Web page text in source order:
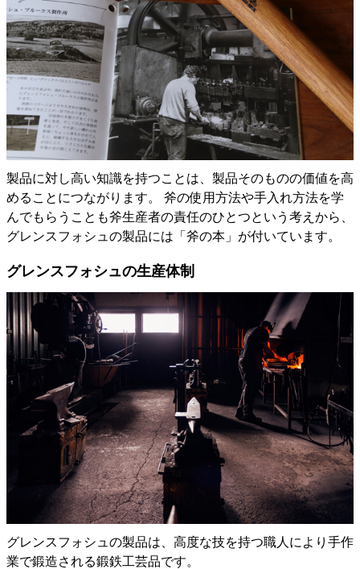
製品に対し高い知識を持つことは、製品そのものの価値を高
めることにつながります。 斧の使用方法や手入れ方法を学
んでもらうことも斧生産者の責任のひとつという考えから、
グレンスフォシュの製品には「斧の本」が付いています。
グレンスフォシュの生産体制
グレンスフォシュの製品は、高度な技を持つ職人により手作
業で鍛造される鍛鉄工芸品です。